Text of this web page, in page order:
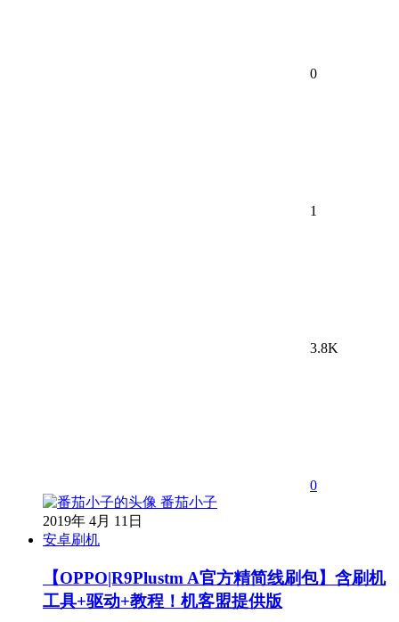
0
1
3.8K
0
番茄小子
2019年 4月 11日
安卓刷机
【OPPO|R9Plustm A官方精简线刷包】含刷机
工具+驱动+教程！机客盟提供版